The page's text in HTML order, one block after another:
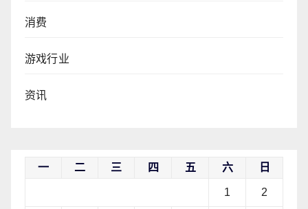
消费
游戏行业
资讯
一 二 三 四 五 六 日
1 2